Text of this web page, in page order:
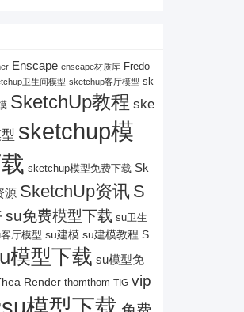
Enscape enscape材质库 Fredo
卫生间模型 sketchup客厅模型 sk
SketchUp教程 ske
sketchup模
sketchup模型免费下载 Sk
源 SketchUp资讯 S
su免费模型下载 su卫生
厅模型 su建模 su建模教程 S
模型下载 su模型免
Render thomthom TIG vip